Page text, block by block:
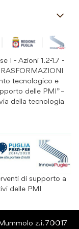
I - Azioni 1.2-1.7 -
tecnologico e
delle PMI” –
della tecnologia
di supporto a
delle PMI
z.i. 70017